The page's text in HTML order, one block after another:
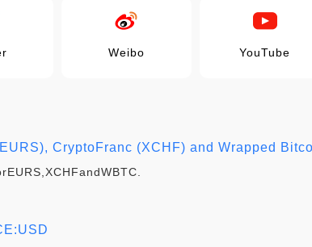
Weibo YouTube
CryptoFranc (XCHF) and Wrapped